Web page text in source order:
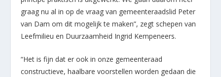
graag nu al in op de vraag van gemeenteraadslid Peter
van Dam om dit mogelijk te maken”, zegt schepen van
Leefmilieu en Duurzaamheid Ingrid Kempeneers.
“Het is fijn dat er ook in onze gemeenteraad
constructieve, haalbare voorstellen worden gedaan die